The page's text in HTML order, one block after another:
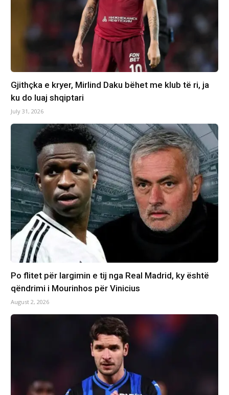
Gjithçka e kryer, Mirlind Daku bëhet me klub të ri, ja
ku do luaj shqiptari
July 31, 2026
Po flitet për largimin e tij nga Real Madrid, ky është
qëndrimi i Mourinhos për Vinicius
August 2, 2026